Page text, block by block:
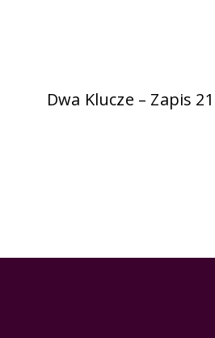
Dwa Klucze – Zapis